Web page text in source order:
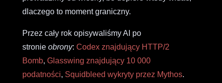
dlaczego to moment graniczny.
Przez cały rok opisywaliśmy AI po
stronie obrony: Codex znajdujący HTTP/2
Bomb, Glasswing znajdujący 10 000
podatności, Squidbleed wykryty przez Mythos.